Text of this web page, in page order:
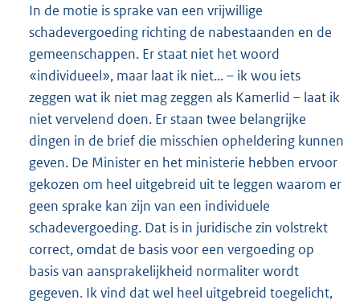
In de motie is sprake van een vrijwillige
schadevergoeding richting de nabestaanden en de
gemeenschappen. Er staat niet het woord
«individueel», maar laat ik niet... – ik wou iets
zeggen wat ik niet mag zeggen als Kamerlid – laat ik
niet vervelend doen. Er staan twee belangrijke
dingen in de brief die misschien opheldering kunnen
geven. De Minister en het ministerie hebben ervoor
gekozen om heel uitgebreid uit te leggen waarom er
geen sprake kan zijn van een individuele
schadevergoeding. Dat is in juridische zin volstrekt
correct, omdat de basis voor een vergoeding op
basis van aansprakelijkheid normaliter wordt
gegeven. Ik vind dat wel heel uitgebreid toegelicht,